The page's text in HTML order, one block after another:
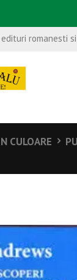
romanesti
CULOARE